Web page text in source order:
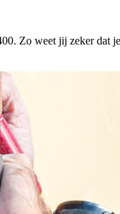
Zo weet jij zeker dat